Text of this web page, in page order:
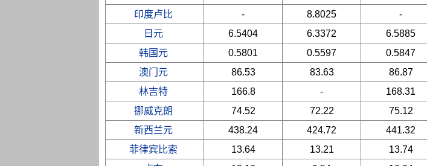
印度卢比
- 8.8025 -
日元
6.5404 6.3372 6.5885
韩国元
0.5801 0.5597 0.5847
澳门元
86.53 83.63 86.87
林吉特
166.8 - 168.31
挪威克朗
74.52 72.22 75.12
新西兰元
438.24 424.72 441.32
菲律宾比索
13.64 13.21 13.74